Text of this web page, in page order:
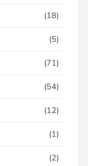
(18)
(5)
(71)
(54)
(12)
(1)
(2)